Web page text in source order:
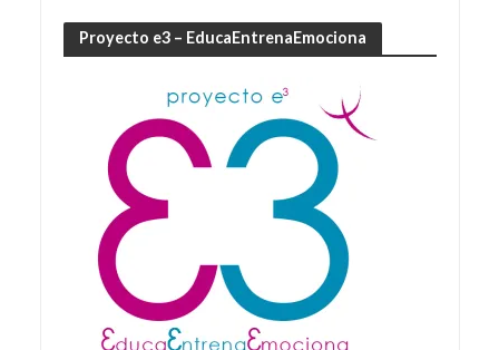
Proyecto e3 – EducaEntrenaEmociona